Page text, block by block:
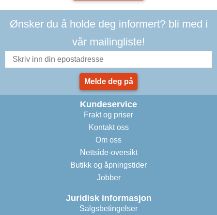
Ønsker du å holde deg informert? bli med i
vår mailingliste!
Melde deg på
Kundeservice
Frakt og priser
Kontakt oss
Om oss
Nettside-oversikt
Butikk og åpningstider
Jobber
Juridisk informasjon
Salgsbetingelser